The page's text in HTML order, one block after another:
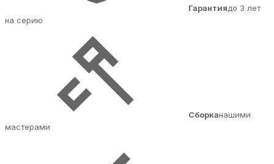
Гарантиядо 3 лет
на серию
Сборканашими
мастерами